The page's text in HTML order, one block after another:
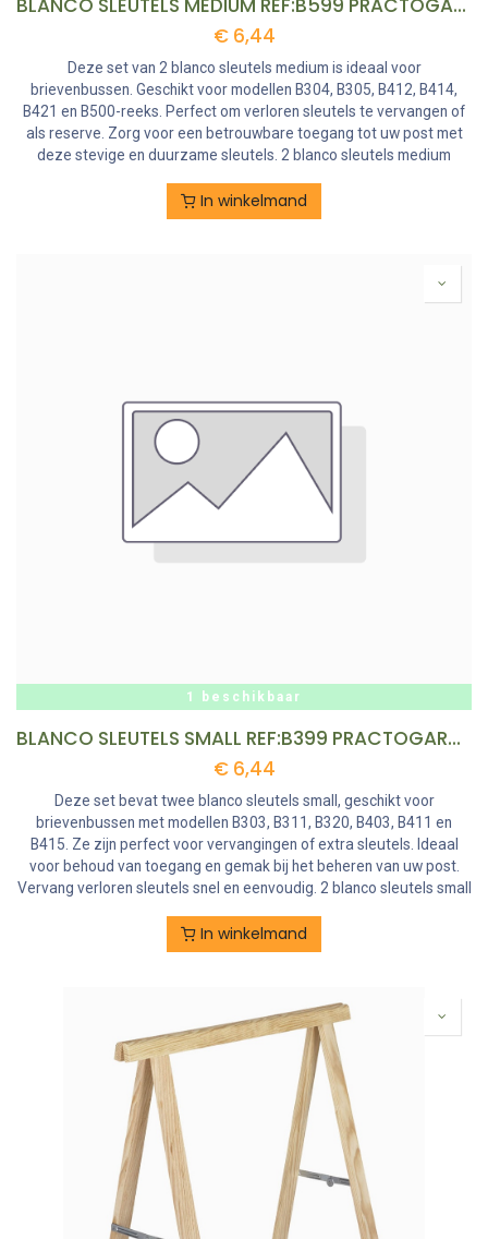
BLANCO SLEUTELS MEDIUM REF:B599 PRACTOGARDEN
€ 6,44
Deze set van 2 blanco sleutels medium is ideaal voor
brievenbussen. Geschikt voor modellen B304, B305, B412, B414,
B421 en B500-reeks. Perfect om verloren sleutels te vervangen of
als reserve. Zorg voor een betrouwbare toegang tot uw post met
deze stevige en duurzame sleutels. 2 blanco sleutels medium
In winkelmand
1 beschikbaar
BLANCO SLEUTELS SMALL REF:B399 PRACTOGARDEN
€ 6,44
Deze set bevat twee blanco sleutels small, geschikt voor
brievenbussen met modellen B303, B311, B320, B403, B411 en
B415. Ze zijn perfect voor vervangingen of extra sleutels. Ideaal
voor behoud van toegang en gemak bij het beheren van uw post.
Vervang verloren sleutels snel en eenvoudig. 2 blanco sleutels small
In winkelmand